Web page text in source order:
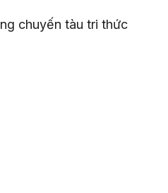
chuyến tàu tri thức